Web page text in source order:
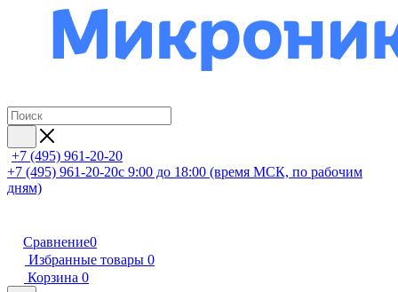
+7 (495) 961-20-20
+7 (495) 961-20-20с 9:00 до 18:00 (время МСК, по рабочим
дням)
Сравнение0
Избранные товары 0
Корзина 0